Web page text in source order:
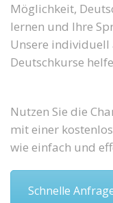
Möglichkeit,
lernen und Ihre
Unsere
Deutschkurse
Nutzen Sie die
mit einer
wie einfach und
Schnelle